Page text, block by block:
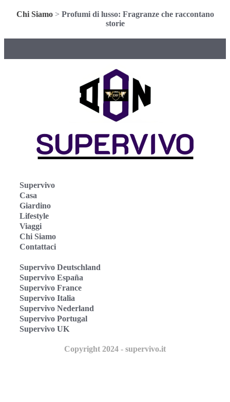
Chi Siamo> Profumi di lusso: Fragranze che raccontano
storie
Supervivo
Casa
Giardino
Lifestyle
Viaggi
Chi Siamo
Contattaci
Supervivo Deutschland
Supervivo España
Supervivo France
Supervivo Italia
Supervivo Nederland
Supervivo Portugal
Supervivo UK
Copyright 2024 - supervivo.it